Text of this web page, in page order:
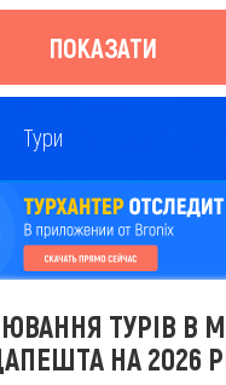
ПОКАЗАТИ
Тури
ТУРІВ В
НА 2026